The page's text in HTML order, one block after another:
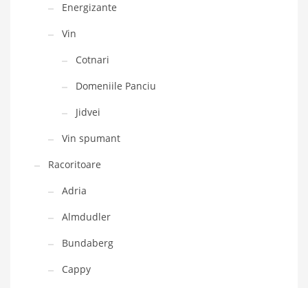
Energizante
Vin
Cotnari
Domeniile Panciu
Jidvei
Vin spumant
Racoritoare
Adria
Almdudler
Bundaberg
Cappy